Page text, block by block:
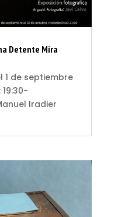
Detente Mira
1 de septiembre
Iradier